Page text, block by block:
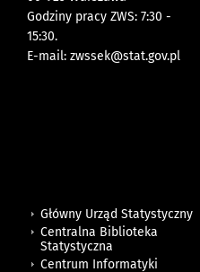
Godziny pracy ZWS: 7:30 -
15:30.
E-mail: zwssek@stat.gov.pl
Główny Urząd Statystyczny
Centralna Biblioteka
Statystyczna
Centrum Informatyki